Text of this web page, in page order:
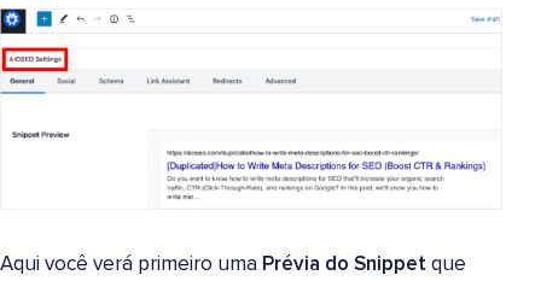
Aqui você verá primeiro uma Prévia do Snippet que